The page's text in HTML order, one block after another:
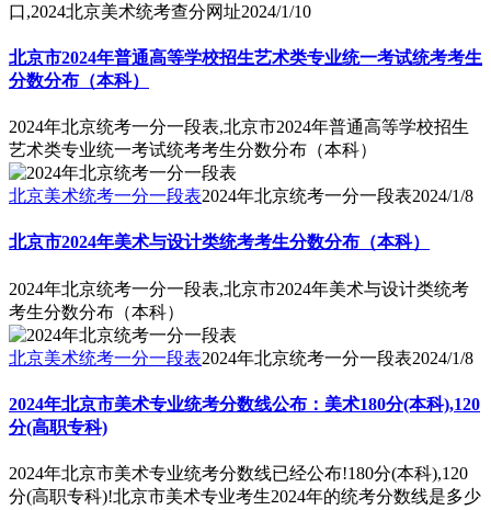
口,2024北京美术统考查分网址2024/1/10
北京市2024年普通高等学校招生艺术类专业统一考试统考考生
分数分布（本科）
2024年北京统考一分一段表,北京市2024年普通高等学校招生
艺术类专业统一考试统考考生分数分布（本科）
北京美术统考一分一段表2024年北京统考一分一段表2024/1/8
北京市2024年美术与设计类统考考生分数分布（本科）
2024年北京统考一分一段表,北京市2024年美术与设计类统考
考生分数分布（本科）
北京美术统考一分一段表2024年北京统考一分一段表2024/1/8
2024年北京市美术专业统考分数线公布：美术180分(本科),120
分(高职专科)
2024年北京市美术专业统考分数线已经公布!180分(本科),120
分(高职专科)!北京市美术专业考生2024年的统考分数线是多少